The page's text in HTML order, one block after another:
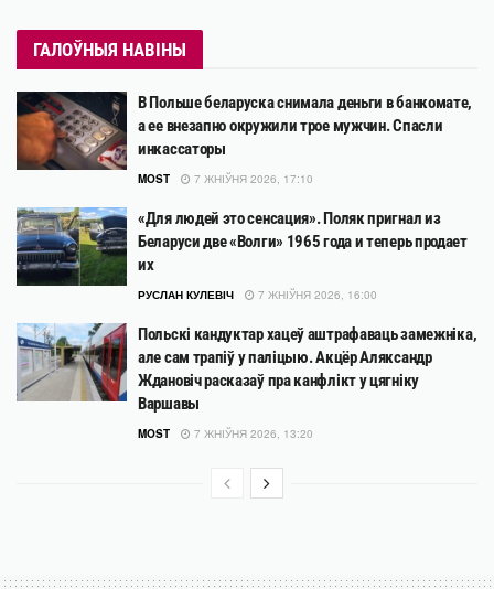
ГАЛОЎНЫЯ НАВІНЫ
В Польше беларуска снимала деньги в банкомате,
а ее внезапно окружили трое мужчин. Спасли
инкассаторы
MOST 7 ЖНІЎНЯ 2026, 17:10
«Для людей это сенсация». Поляк пригнал из
Беларуси две «Волги» 1965 года и теперь продает
их
РУСЛАН КУЛЕВІЧ 7 ЖНІЎНЯ 2026, 16:00
Польскі кандуктар хацеў аштрафаваць замежніка,
але сам трапіў у паліцыю. Акцёр Аляксандр
Ждановіч расказаў пра канфлікт у цягніку
Варшавы
MOST 7 ЖНІЎНЯ 2026, 13:20